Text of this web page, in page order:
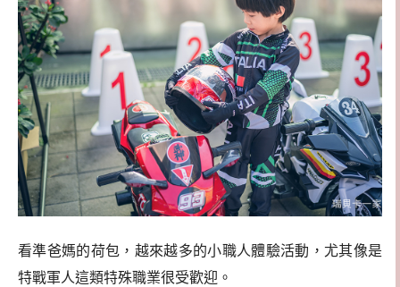
看準爸媽的荷包，越來越多的小職人體驗活動，尤其像是
特戰軍人這類特殊職業很受歡迎。